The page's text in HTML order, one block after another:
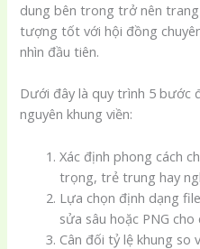
dung bên trong trở nên
tượng tốt với hội đồng
nhìn đầu tiên.
Dưới đây là quy trình 5 bước
nguyên khung viền:
Xác định phong cách
trọng, trẻ trung hay
Lựa chọn định dạng
sửa sâu hoặc PNG cho
Cân đối tỷ lệ khung so